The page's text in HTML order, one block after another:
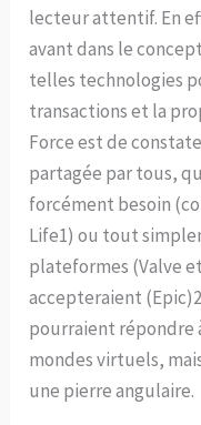
lecteur attentif. En
avant dans le
telles technologies
transactions et la
Force est de
partagée par tous,
forcément besoin
Life1) ou tout
plateformes (Valve
accepteraient
pourraient répondre
mondes virtuels,
une pierre angulaire.